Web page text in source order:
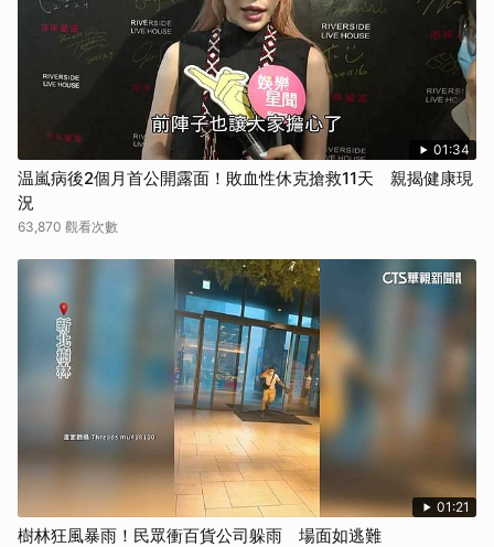
01:34
温嵐病後2個月首公開露面！敗血性休克搶救11天 親揭健康現
況
63,870 觀看次數
01:21
樹林狂風暴雨！民眾衝百貨公司躲雨 場面如逃難